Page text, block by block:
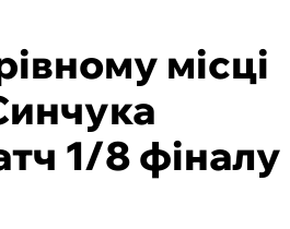
місці
1/8 фіналу